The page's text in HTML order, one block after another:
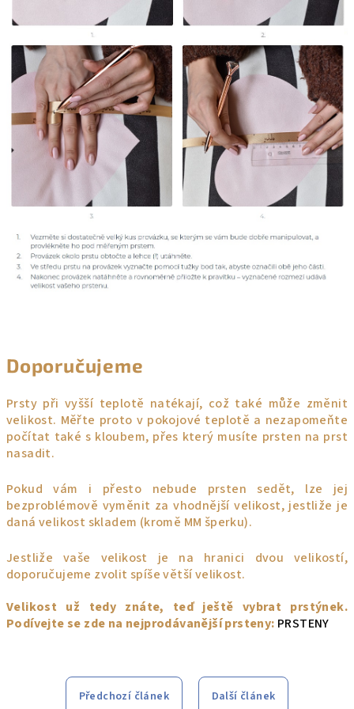
Doporučujeme
Prsty při vyšší teplotě natékají, což také může změnit
velikost. Měřte proto v pokojové teplotě a nezapomeňte
počítat také s kloubem, přes který musíte prsten na prst
nasadit.
Pokud vám i přesto nebude prsten sedět, lze jej
bezproblémově vyměnit za vhodnější velikost, jestliže je
daná velikost skladem (kromě MM šperku).
Jestliže vaše velikost je na hranici dvou velikostí,
doporučujeme zvolit spíše větší velikost.
Velikost už tedy znáte, teď ještě vybrat prstýnek.
Podívejte se zde na nejprodávanější prsteny: PRSTENY
Předchozí článek Další článek